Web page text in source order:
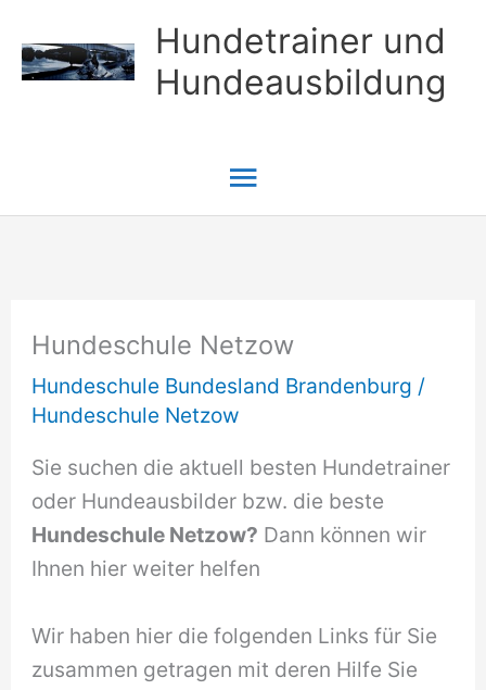
Inhalt
springen
Hundetrainer und
Hundeausbildung
Hauptmenü
Hundeschule Netzow
Hundeschule Bundesland Brandenburg /
Hundeschule Netzow
Sie suchen die aktuell besten Hundetrainer
oder Hundeausbilder bzw. die beste
Hundeschule Netzow? Dann können wir
Ihnen hier weiter helfen
Wir haben hier die folgenden Links für Sie
zusammen getragen mit deren Hilfe Sie